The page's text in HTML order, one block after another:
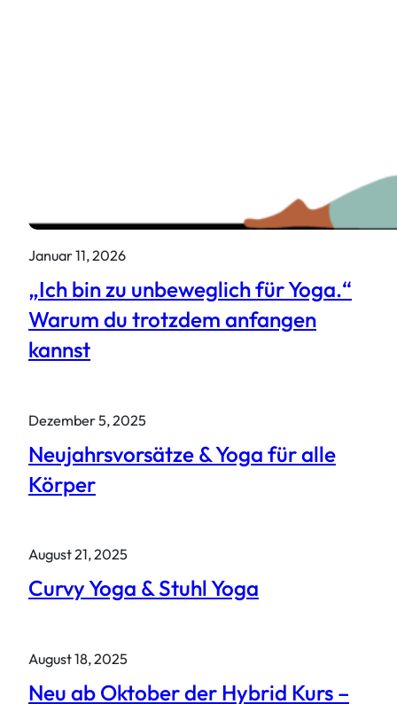
Januar 11, 2026
„Ich bin zu unbeweglich für Yoga.“
Warum du trotzdem anfangen
kannst
Dezember 5, 2025
Neujahrsvorsätze & Yoga für alle
Körper
August 21, 2025
Curvy Yoga & Stuhl Yoga
August 18, 2025
Neu ab Oktober der Hybrid Kurs –